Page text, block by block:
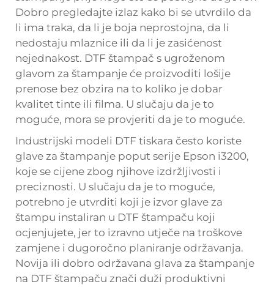
Dobro pregledajte izlaz kako bi se utvrdilo da
li ima traka, da li je boja neprostojna, da li
nedostaju mlaznice ili da li je zasićenost
nejednakost. DTF štampač s ugroženom
glavom za štampanje će proizvoditi lošije
prenose bez obzira na to koliko je dobar
kvalitet tinte ili filma. U slučaju da je to
moguće, mora se provjeriti da je to moguće.
Industrijski modeli DTF tiskara često koriste
glave za štampanje poput serije Epson i3200,
koje se cijene zbog njihove izdržljivosti i
preciznosti. U slučaju da je to moguće,
potrebno je utvrditi koji je izvor glave za
štampu instaliran u DTF štampaču koji
ocjenjujete, jer to izravno utječe na troškove
zamjene i dugoročno planiranje održavanja.
Novija ili dobro održavana glava za štampanje
na DTF štampaču znači duži produktivni